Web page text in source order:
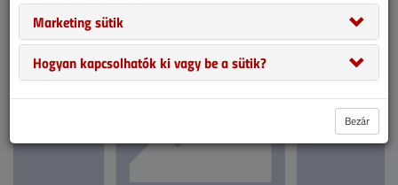
bemutatjuk gépészeti kivitelezési munkánk beszerzési tortúráit.
Marketing sütik
Hogyan kapcsolhatók ki vagy be a sütik?
Bezár